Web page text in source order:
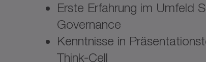
Erste Erfahrung im Umfeld
Governance
Kenntnisse in
Think‑Cell